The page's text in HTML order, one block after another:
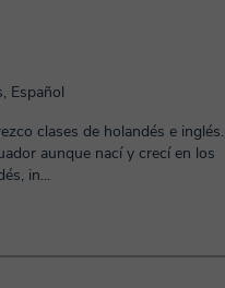
Español
clases de holandés e inglés.
aunque nací y crecí en los
in...